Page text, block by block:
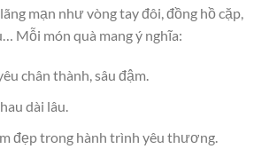
mạn như vòng tay đôi, đồng hồ cặp,
Mỗi món quà mang ý nghĩa:
chân thành, sâu đậm.
dài lâu.
đẹp trong hành trình yêu thương.